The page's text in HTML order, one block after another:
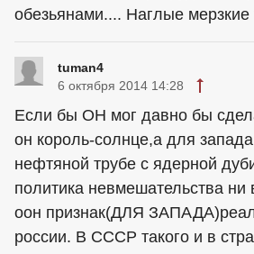
обезьянами.... Наглые мерзкие
tuman4
6 октября 2014 14:28
Если бы ОН мог давно бы
он король-солнце,а для
нефтяной трубе с ядерной
политика невмешательства ни
оон признак(ДЛЯ
россии. В СССР такого и в